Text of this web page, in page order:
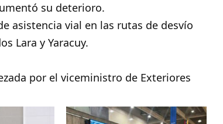
su deterioro.
asistencia vial en las rutas de desvío
Lara y Yaracuy.
por el viceministro de Exteriores